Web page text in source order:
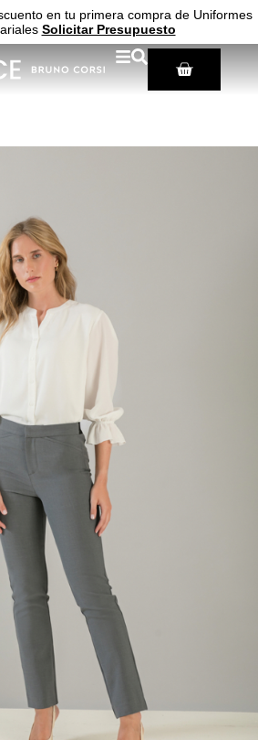
en tu primera compra de Uniformes
Solicitar Presupuesto